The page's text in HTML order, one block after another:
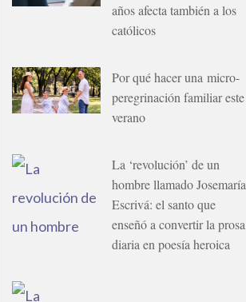
años afecta también a los
católicos
Por qué hacer una micro-
peregrinación familiar este
verano
La ‘revolución’ de un
hombre llamado Josemaría
Escrivá: el santo que
enseñó a convertir la prosa
diaria en poesía heroica